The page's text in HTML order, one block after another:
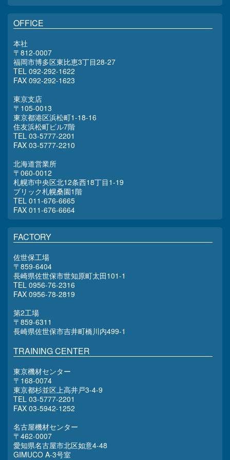
OFFICE
本社
〒812-0007
福岡市博多区東比恵3丁目28-27
TEL 092-292-1622
FAX 092-292-1623
東京支店
〒105-0013
東京都港区浜松町1-18-16
住友浜松町ビル7階
TEL 03-5777-2201
FAX 03-5777-2210
北海道営業所
〒060-0012
札幌市中央区北12条西18丁目1-19
ブリック札幌桑園1階
TEL 011-676-6665
FAX 011-676-6664
FACTORY
佐世保工場
〒859-6404
長崎県佐世保市世知原町太田101-1
TEL 0956-76-2316
FAX 0956-78-2819
第2工場
〒859-6311
長崎県佐世保市吉井町橋川内499-1
TRAINING CENTER
東京機材センター
〒168-0074
東京都杉並区上高井戸3-4-9
TEL 03-5777-2201
FAX 03-5942-1252
名古屋機材センター
〒462-0007
愛知県名古屋市北区如意4-48
GIMUCO A-3号室